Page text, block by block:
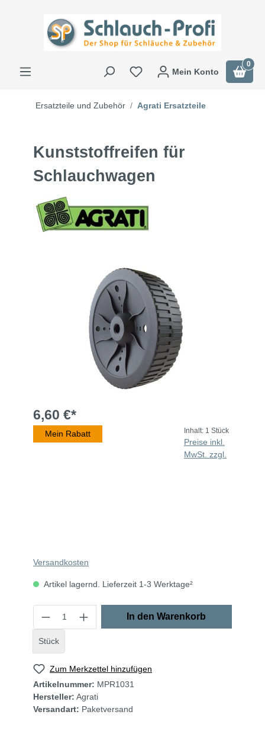
Mein Konto
0
Ersatzteile und Zubehör Agrati Ersatzteile
Kunststoffreifen für
Schlauchwagen
6,60 €*
Mein Rabatt Inhalt: 1 Stück
Preise inkl.
MwSt. zzgl.
Versandkosten
Artikel lagernd. Lieferzeit 1-3 Werktage²
Stück
In den Warenkorb
Zum Merkzettel hinzufügen
Artikelnummer: MPR1031
Hersteller: Agrati
Versandart: Paketversand